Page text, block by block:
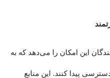
این امکان را می‌دهد که به
پیدا کنند. این منابع